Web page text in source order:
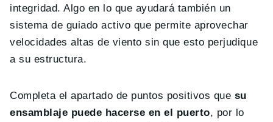
integridad. Algo en lo que ayudará también un
sistema de guiado activo que permite aprovechar
velocidades altas de viento sin que esto perjudique
a su estructura.
Completa el apartado de puntos positivos que su
ensamblaje puede hacerse en el puerto, por lo